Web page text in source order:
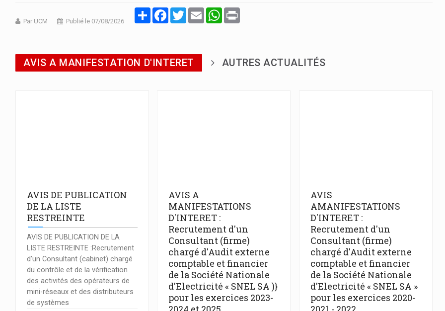
Par UCM Publié le 07/08/2026
PartagerFacebook
Twitter Email WhatsApp
AVIS A MANIFESTATION D'INTERET AUTRES ACTUALITÉS
AVIS DE PUBLICATION
DE LA LISTE
RESTREINTE
AVIS DE PUBLICATION DE LA
LISTE RESTREINTE :Recrutement
d’un Consultant (cabinet) chargé
du contrôle et de la vérification
des activités des opérateurs de
mini-réseaux et des distributeurs
de systèmes
AVIS A
MANIFESTATIONS
D'INTERET :
Recrutement d'un
Consultant (firme)
chargé d'Audit externe
comptable et financier
de la Société Nationale
d'Electricité « SNEL SA )}
pour les exercices 2023-
AVIS
AMANIFESTATIONS
D'INTERET :
Recrutement d'un
Consultant (firme)
chargé d'Audit externe
comptable et financier
de la Société Nationale
d'Electricité « SNEL SA »
pour les exercices 2020-